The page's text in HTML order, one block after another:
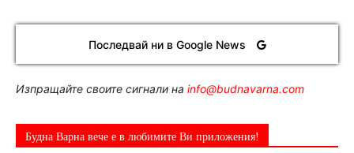
Последвай ни в Google News
Изпращайте своите сигнали на info@budnavarna.com
Будна Варна вече е в любимите Ви приложения!